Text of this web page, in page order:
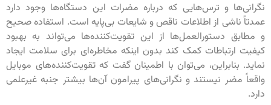
نگرانی‌ها و ترس‌هایی که درباره مضرات این دستگاه‌ها وجود دارد
عمدتاً ناشی از اطلاعات ناقص و شایعات بی‌پایه است. استفاده صحیح
و مطابق دستورالعمل‌ها از این تقویت‌کننده‌ها می‌تواند به بهبود
کیفیت ارتباطات کمک کند بدون اینکه مخاطره‌ای برای سلامت ایجاد
نماید. بنابراین، می‌توان با اطمینان گفت که تقویت‌کننده‌های موبایل
واقعاً مضر نیستند و نگرانی‌های پیرامون آن‌ها بیشتر جنبه غیرعلمی
دارد.